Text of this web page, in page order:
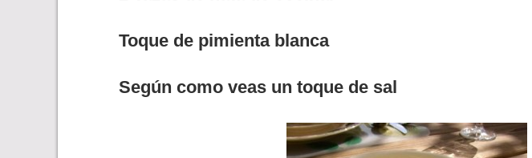
Toque de pimienta blanca
Según como veas un toque de sal